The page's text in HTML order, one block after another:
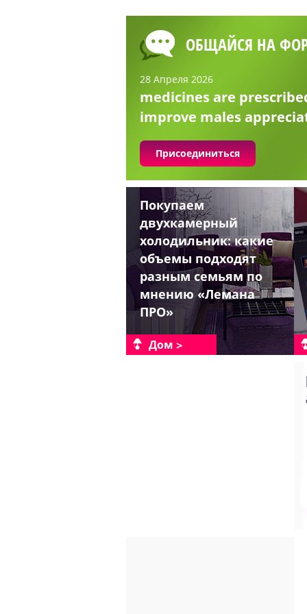
ОБЩАЙСЯ НА
28 Апреля 2026
medicines are
improve males
Присоединиться
Покупаем
двухкамерный
холодильник: какие
объемы подходят
разным семьям по
мнению «Лемана
ПРО»
Дом